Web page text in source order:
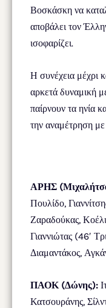
Βοσκάσκη να
αποβάλει τον
ισοφαρίζει.
Η συνέχεια μέχρι
αρκετά δυναμική
παίρνουν τα ηνία
την αναμέτρηση
ΑΡΗΣ
Πουλίδο,
Ζαραδούκας,
Γιαννιώτας (46′
Διαμαντάκος,
ΠΑΟΚ (Δώνης):
Κατσουράνης,